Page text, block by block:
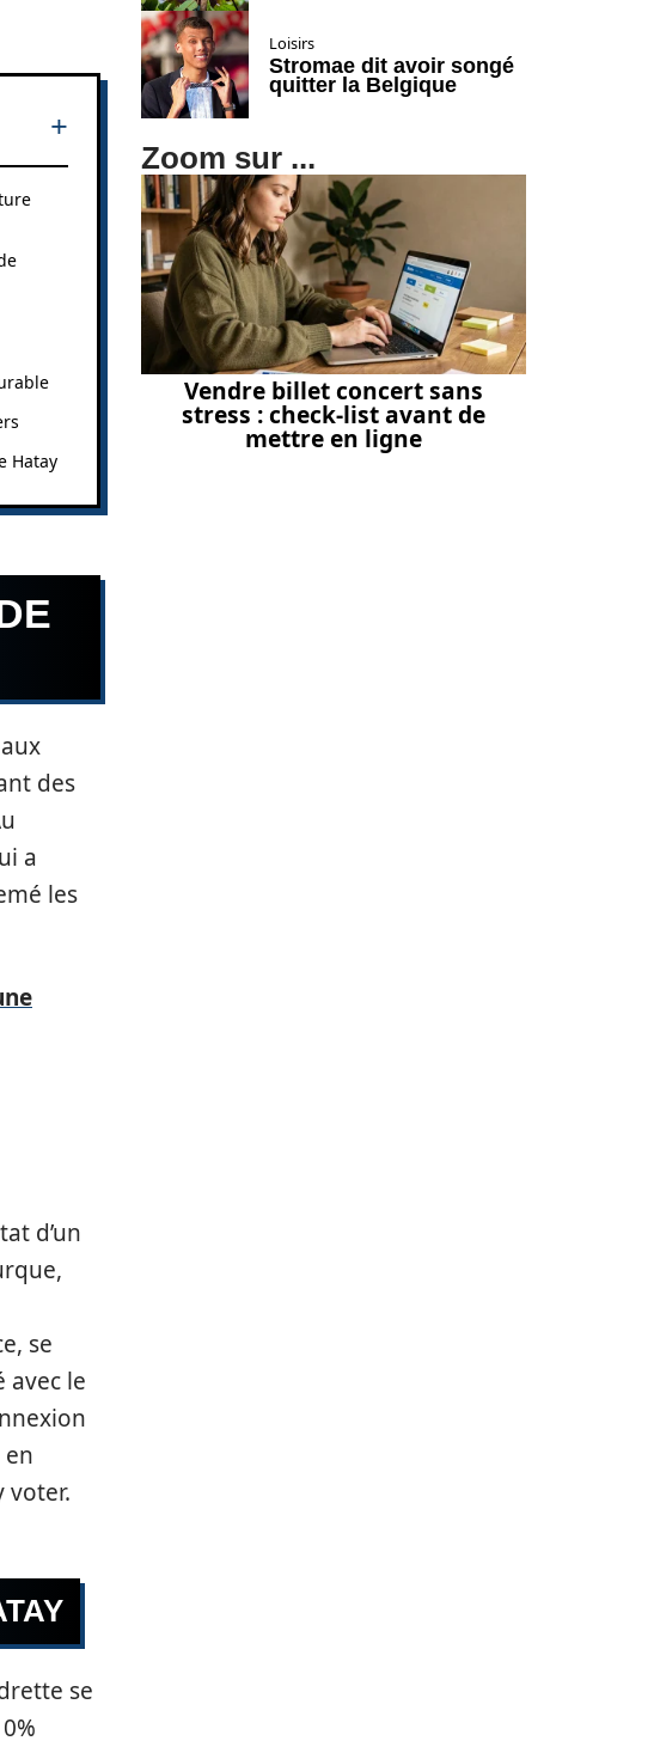
Hatay
des
a
les
d’un
se
avec le
voter.
se
Loisirs
Stromae dit avoir songé
quitter la Belgique
Zoom sur ...
Vendre billet concert sans
stress : check-list avant de
mettre en ligne